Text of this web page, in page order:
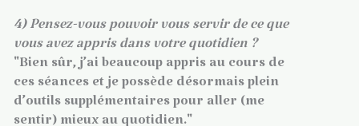
4) Pensez-vous pouvoir vous servir de ce que
vous avez appris dans votre quotidien ?
"Bien sûr, j’ai beaucoup appris au cours de
ces séances et je possède désormais plein
d’outils supplémentaires pour aller (me